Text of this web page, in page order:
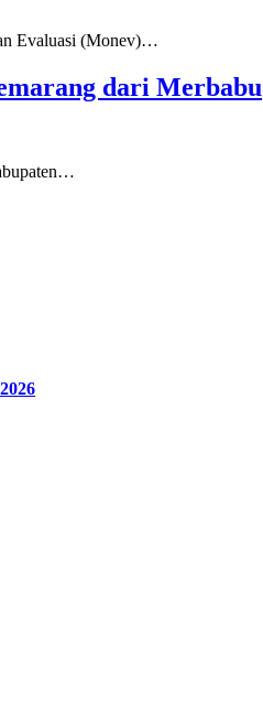
Evaluasi (Monev)…
dari Merbabu